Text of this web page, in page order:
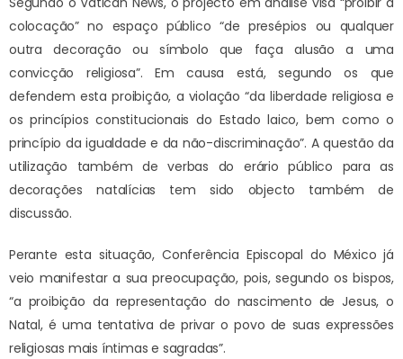
colocação” no espaço público “de presépios ou qualquer
outra decoração ou símbolo que faça alusão a uma
convicção religiosa”. Em causa está, segundo os que
defendem esta proibição, a violação “da liberdade religiosa e
os princípios constitucionais do Estado laico, bem como o
princípio da igualdade e da não-discriminação”. A questão da
utilização também de verbas do erário público para as
decorações natalícias tem sido objecto também de
discussão.
Perante esta situação, Conferência Episcopal do México já
veio manifestar a sua preocupação, pois, segundo os bispos,
“a proibição da representação do nascimento de Jesus, o
Natal, é uma tentativa de privar o povo de suas expressões
religiosas mais íntimas e sagradas”.